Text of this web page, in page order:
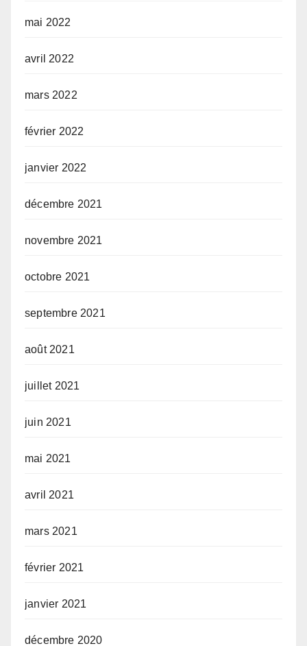
mai 2022
avril 2022
mars 2022
février 2022
janvier 2022
décembre 2021
novembre 2021
octobre 2021
septembre 2021
août 2021
juillet 2021
juin 2021
mai 2021
avril 2021
mars 2021
février 2021
janvier 2021
décembre 2020